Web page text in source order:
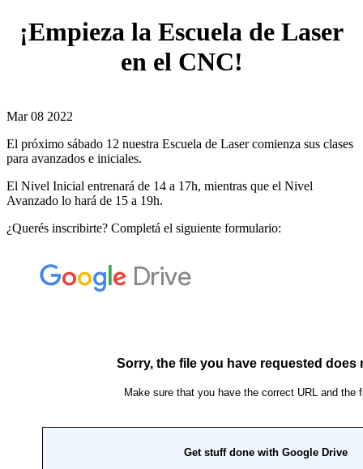
¡Empieza la Escuela de Laser
en el CNC!
Mar08 2022
El próximo sábado 12 nuestra Escuela de Laser comienza sus clases
para avanzados e iniciales.
El Nivel Inicial entrenará de 14 a 17h, mientras que el Nivel
Avanzado lo hará de 15 a 19h.
¿Querés inscribirte? Completá el siguiente formulario: